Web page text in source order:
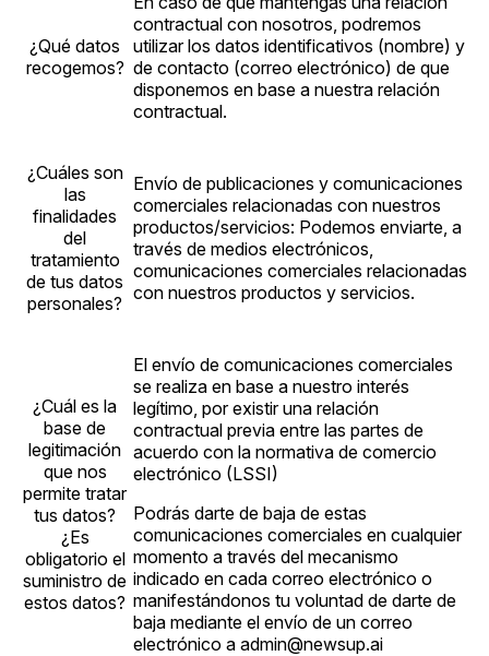
¿Qué datos
recogemos?
contractual con nosotros, podremos
utilizar los datos identificativos (nombre) y
de contacto (correo electrónico) de que
disponemos en base a nuestra relación
contractual.
¿Cuáles son
las
finalidades
del
tratamiento
de tus datos
personales?
Envío de publicaciones y comunicaciones
comerciales relacionadas con nuestros
productos/servicios: Podemos enviarte, a
través de medios electrónicos,
comunicaciones comerciales relacionadas
con nuestros productos y servicios.
¿Cuál es la
base de
legitimación
que nos
permite tratar
tus datos?
¿Es
obligatorio el
suministro de
estos datos?
El envío de comunicaciones comerciales
se realiza en base a nuestro interés
legítimo, por existir una relación
contractual previa entre las partes de
acuerdo con la normativa de comercio
electrónico (LSSI)
Podrás darte de baja de estas
comunicaciones comerciales en cualquier
momento a través del mecanismo
indicado en cada correo electrónico o
manifestándonos tu voluntad de darte de
baja mediante el envío de un correo
electrónico a admin@newsup.ai